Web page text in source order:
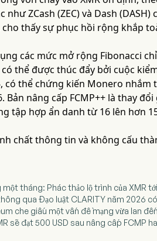
như ZCash (ZEC) và Dash
thấy sự phục hồi rộng khắp
các mức mở rộng Fibonacci
thể được thúc đẩy bởi cuộc
có thể chứng kiến Monero nhắm
Bản nâng cấp FCMP++ là thay
tập hợp ẩn danh từ 16 lên hơn
chất thông tin và không cấu
tháng: Phác thảo lộ trình của XMR
qua Đạo luật CLARITY năm 2026
che giấu một vấn đề mạng vừa lan
sẽ đạt 500 USD sau nâng cấp FCMP